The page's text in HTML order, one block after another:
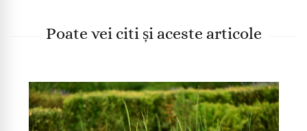
Poate vei citi și aceste articole